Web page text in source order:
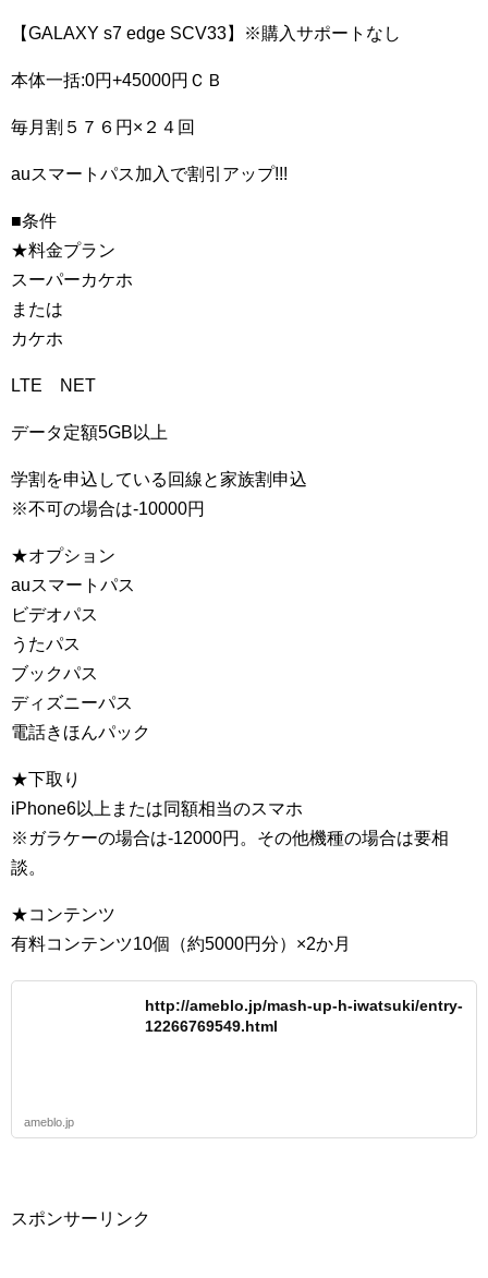
【GALAXY s7 edge SCV33】※購入サポートなし
本体一括:0円+45000円ＣＢ
毎月割５７６円×２４回
auスマートパス加入で割引アップ!!!
■条件
★料金プラン
スーパーカケホ
または
カケホ
LTE NET
データ定額5GB以上
学割を申込している回線と家族割申込
※不可の場合は-10000円
★オプション
auスマートパス
ビデオパス
うたパス
ブックパス
ディズニーパス
電話きほんパック
★下取り
iPhone6以上または同額相当のスマホ
※ガラケーの場合は-12000円。その他機種の場合は要相
談。
★コンテンツ
有料コンテンツ10個（約5000円分）×2か月
http://ameblo.jp/mash-up-h-iwatsuki/entry-
12266769549.html
ameblo.jp
スポンサーリンク